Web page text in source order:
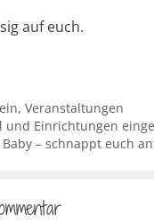
auf euch.
, Veranstaltungen
und Einrichtungen
Baby – schnappt euch